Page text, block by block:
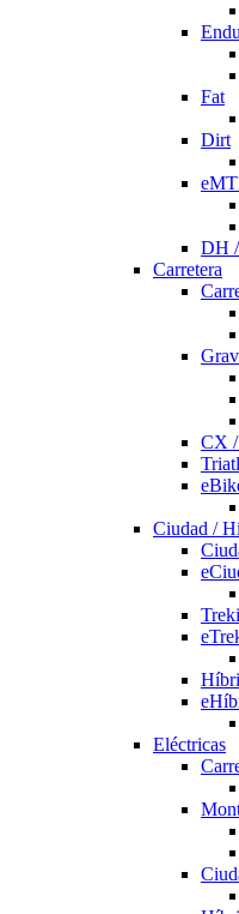
Fat
Dirt
DH
Carretera
CX /
Ciudad /
Eléctricas